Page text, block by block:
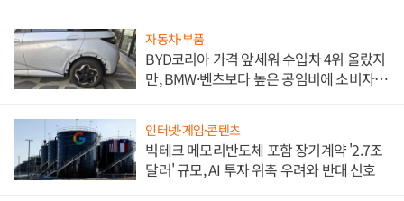
자동차·부품
BYD코리아 가격 앞세워 수입차 4위 올랐지
만, BMW·벤츠보다 높은 공임비에 소비자
인터넷·게임·콘텐츠
빅테크 메모리반도체 포함 장기계약 '2.7조
달러' 규모, AI 투자 위축 우려와 반대 신호